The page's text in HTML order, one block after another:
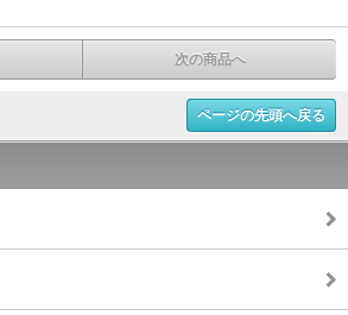
次の商品へ
ページの先頭へ戻る